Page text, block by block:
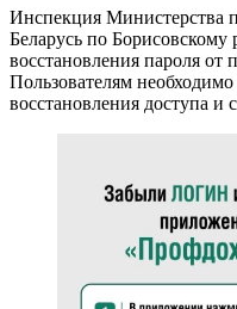
Инспекция Министерства
Беларусь по
восстановления пароля
Пользователям
восстановления доступа и